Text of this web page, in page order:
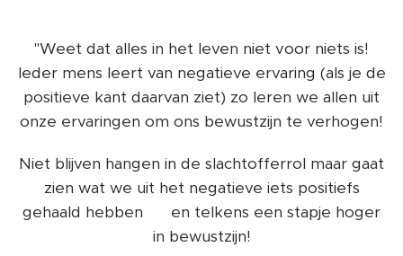
"Weet dat alles in het leven niet voor niets is!
Ieder mens leert van negatieve ervaring (als je de
positieve kant daarvan ziet) zo leren we allen uit
onze ervaringen om ons bewustzijn te verhogen!
Niet blijven hangen in de slachtofferrol maar gaat
zien wat we uit het negatieve iets positiefs
gehaald hebben 🤗 en telkens een stapje hoger
in bewustzijn!